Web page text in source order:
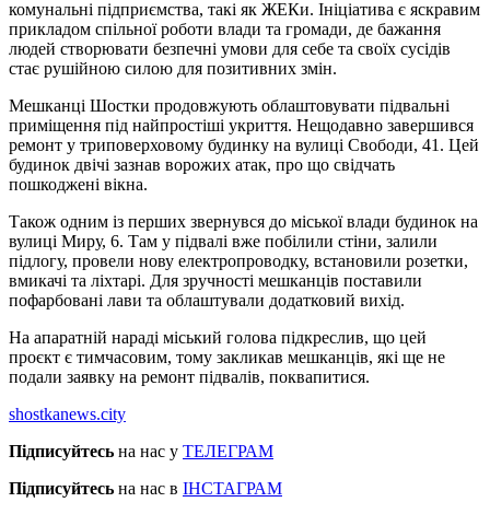
комунальні підприємства, такі як ЖЕКи. Ініціатива є яскравим
прикладом спільної роботи влади та громади, де бажання
людей створювати безпечні умови для себе та своїх сусідів
стає рушійною силою для позитивних змін.
Мешканці Шостки продовжують облаштовувати підвальні
приміщення під найпростіші укриття. Нещодавно завершився
ремонт у триповерховому будинку на вулиці Свободи, 41. Цей
будинок двічі зазнав ворожих атак, про що свідчать
пошкоджені вікна.
Також одним із перших звернувся до міської влади будинок на
вулиці Миру, 6. Там у підвалі вже побілили стіни, залили
підлогу, провели нову електропроводку, встановили розетки,
вмикачі та ліхтарі. Для зручності мешканців поставили
пофарбовані лави та облаштували додатковий вихід.
На апаратній нараді міський голова підкреслив, що цей
проєкт є тимчасовим, тому закликав мешканців, які ще не
подали заявку на ремонт підвалів, поквапитися.
shostkanews.city
Підписуйтесь на нас у ТЕЛЕГРАМ
Підписуйтесь на нас в ІНСТАГРАМ